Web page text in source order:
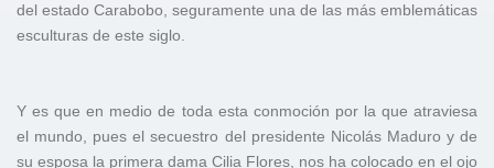
del estado Carabobo, seguramente una de las más emblemáticas
esculturas de este siglo.
Y es que en medio de toda esta conmoción por la que atraviesa
el mundo, pues el secuestro del presidente Nicolás Maduro y de
su esposa la primera dama Cilia Flores, nos ha colocado en el ojo